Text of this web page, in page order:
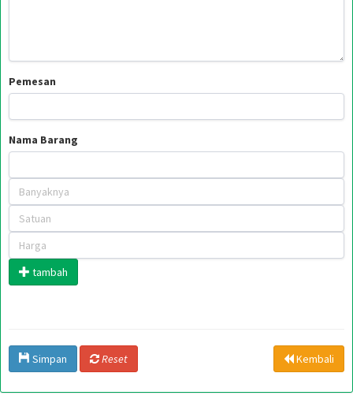
Pemesan
Nama Barang
tambah
Simpan Reset Kembali